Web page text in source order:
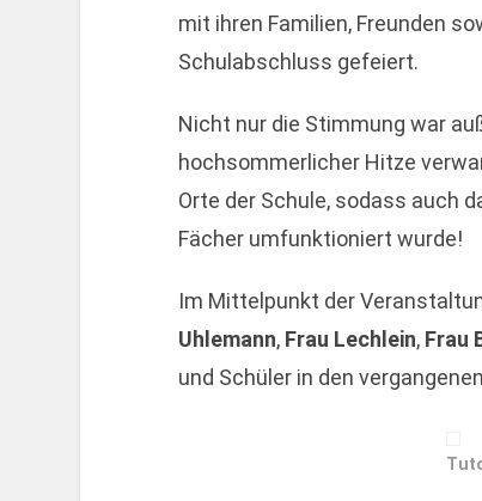
mit ihren Familien, Freunden
Schulabschluss gefeiert.
Nicht nur die Stimmung war
hochsommerlicher Hitze
Orte der Schule, sodass auch
Fächer umfunktioniert wurde!
Im Mittelpunkt der
Uhlemann, Frau Lechlein, Frau
und Schüler in den